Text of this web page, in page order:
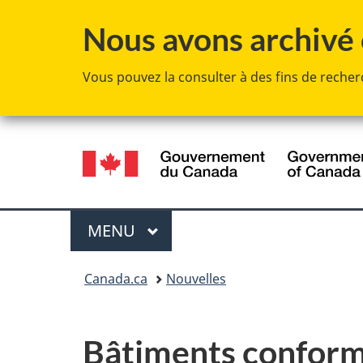
Nous avons
Vous pouvez la consulter à des fins de
Sélection
de
la
langue
Menu
MENU PRINCIPAL
Canada.ca Nouvelles
Bâtiments